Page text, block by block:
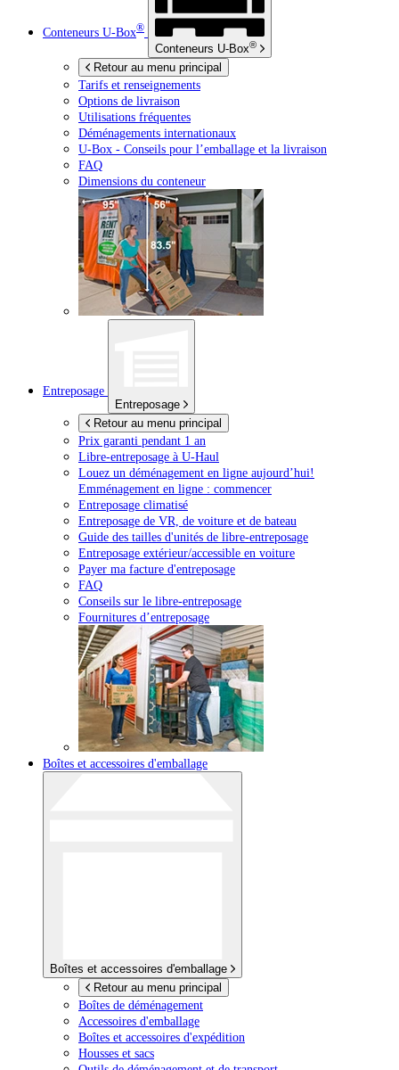
Conteneurs U-Box®
Conteneurs U-Box®
Retour au menu principal
Tarifs et renseignements
Options de livraison
Utilisations fréquentes
Déménagements internationaux
U-Box - Conseils pour l’emballage et la livraison
FAQ
Dimensions du conteneur
Entreposage
Entreposage
Retour au menu principal
Prix garanti pendant 1 an
Libre-entreposage à U-Haul
Louez un déménagement en ligne aujourd’hui!
Emménagement en ligne : commencer
Entreposage climatisé
Entreposage de VR, de voiture et de bateau
Guide des tailles d'unités de libre-entreposage
Entreposage extérieur/accessible en voiture
Payer ma facture d'entreposage
FAQ
Conseils sur le libre-entreposage
Fournitures d’entreposage
Boîtes et accessoires d'emballage
Boîtes et accessoires d'emballage
Retour au menu principal
Boîtes de déménagement
Accessoires d'emballage
Boîtes et accessoires d'expédition
Housses et sacs